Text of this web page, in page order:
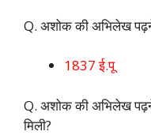
Q. अशोक की अभिलेख
1837 ई.पू
Q. अशोक की अभिलेख
मिली?